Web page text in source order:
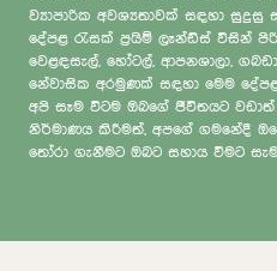
ව්‍යාපාරික අවශ්‍යතාවක් සඳහා සුදුසු
දේපළ රැසක් ප්‍රයිම් ලෑන්ඩ්ස් විසින්
වෙළඳසැල්, හෝටල්, ආපනශාලා,
නේවාසික අරමුණක් සඳහා මෙම
අපි සෑම විටම ඔබගේ ජීවිතයට
නිර්මාණය කිරීමත්, අපගේ ගමනේදී
තෝරා ගැනීමට ඔබට සහාය වීමට